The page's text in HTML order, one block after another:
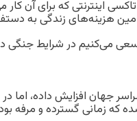
گفت شرکت تاکسی اینترنتی که
هزینه‌های زندگی به
می‌کنیم در شرایط جنگی
جهان افزایش داده، اما
که زمانی گسترده و مرفه